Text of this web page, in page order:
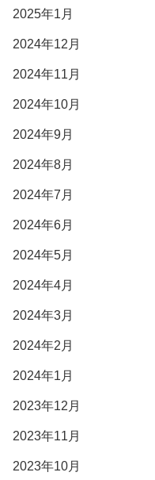
2025年1月
2024年12月
2024年11月
2024年10月
2024年9月
2024年8月
2024年7月
2024年6月
2024年5月
2024年4月
2024年3月
2024年2月
2024年1月
2023年12月
2023年11月
2023年10月